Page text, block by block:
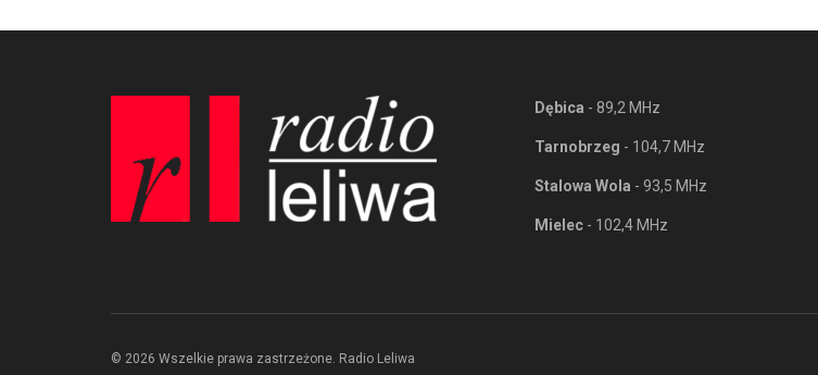
Dębica - 89,2 MHz
Tarnobrzeg - 104,7 MHz
Stalowa Wola - 93,5 MHz
Mielec - 102,4 MHz
© 2026 Wszelkie prawa zastrzeżone. Radio Leliwa